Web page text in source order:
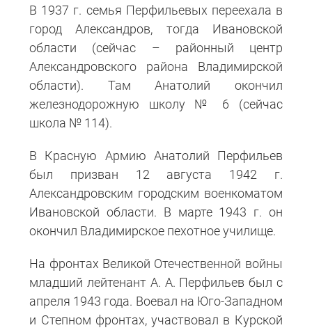
В 1937 г. семья Перфильевых переехала в
город Александров, тогда Ивановской
области (сейчас – районный центр
Александровского района Владимирской
области). Там Анатолий окончил
железнодорожную школу № 6 (сейчас
школа № 114).
В Красную Армию Анатолий Перфильев
был призван 12 августа 1942 г.
Александровским городским военкоматом
Ивановской области. В марте 1943 г. он
окончил Владимирское пехотное училище.
На фронтах Великой Отечественной войны
младший лейтенант А. А. Перфильев был с
апреля 1943 года. Воевал на Юго-Западном
и Степном фронтах, участвовал в Курской